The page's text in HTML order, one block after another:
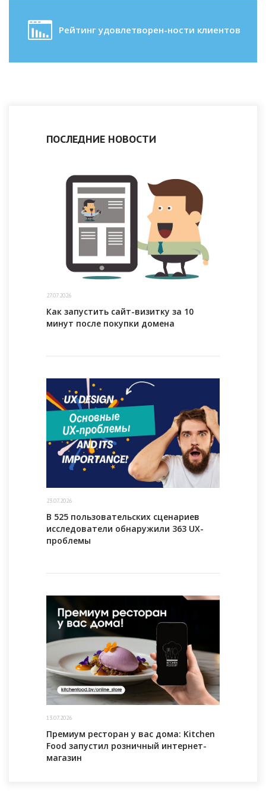
Рейтинг удовлетворен-ности клиентов
ПОСЛЕДНИЕ НОВОСТИ
27.07.2026
Как запустить сайт-визитку за 10
минут после покупки домена
23.07.2026
В 525 пользовательских сценариев
исследователи обнаружили 363 UX-
проблемы
13.07.2026
Премиум ресторан у вас дома: Kitchen
Food запустил розничный интернет-
магазин